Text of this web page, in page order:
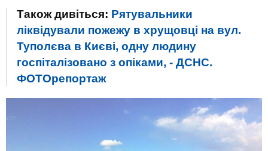
Також дивіться: Рятувальники
ліквідували пожежу в хрущовці на вул.
Туполєва в Києві, одну людину
госпіталізовано з опіками, - ДСНС.
ФОТОрепортаж